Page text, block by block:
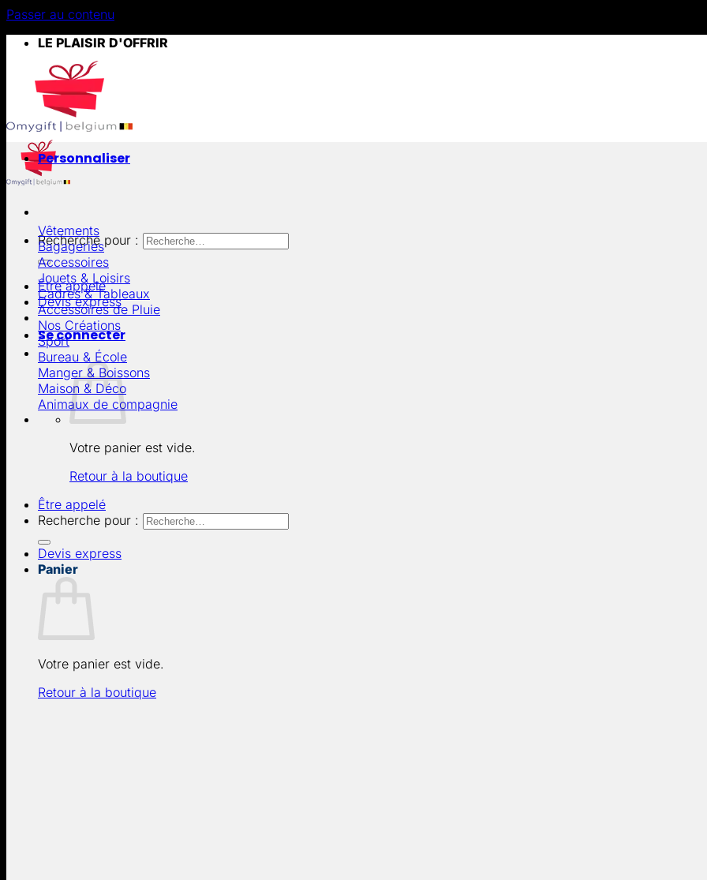
Passer au contenu
LE PLAISIR D'OFFRIR
Recherche pour :
Être appelé
Devis express
Se connecter
Votre panier est vide.
Retour à la boutique
Être appelé
Recherche pour :
Devis express
Panier
Votre panier est vide.
Retour à la boutique
Personnaliser
Vêtements
Bagageries
Accessoires
Jouets & Loisirs
Cadres & Tableaux
Accessoires de Pluie
Nos Créations
Sport
Bureau & École
Manger & Boissons
Maison & Déco
Animaux de compagnie